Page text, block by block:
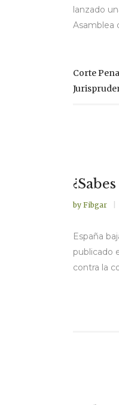
lanzado
Asamblea
Corte
by Fibgar
España
publicado
contra la